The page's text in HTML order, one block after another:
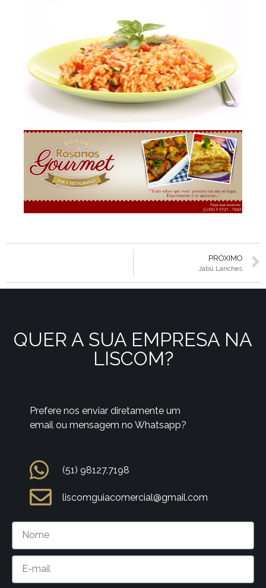
PRÓXIMO
Jabú Lanches
QUER A SUA EMPRESA NA
LISCOM?
Prefere nos enviar diretamente um
email ou mensagem no Whatsapp?
(51) 98127.7198
liscomguiacomercial@gmail.com